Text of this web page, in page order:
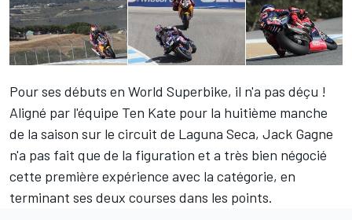
Pour ses débuts en World Superbike, il n'a pas déçu !
Aligné par l'équipe Ten Kate pour la huitième manche
de la saison sur le circuit de Laguna Seca, Jack Gagne
n'a pas fait que de la figuration et a très bien négocié
cette première expérience avec la catégorie, en
terminant ses deux courses dans les points.